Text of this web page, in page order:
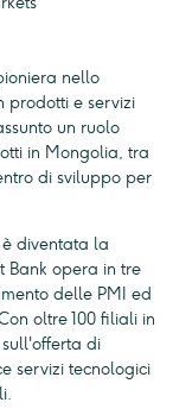
nello
prodotti e servizi
un ruolo
in Mongolia, tra
di sviluppo per
diventata la
Bank opera in tre
delle PMI ed
oltre 100 filiali in
di
servizi tecnologici